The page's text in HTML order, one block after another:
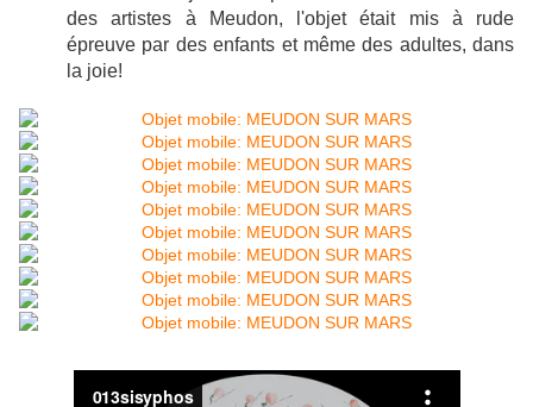
des artistes à Meudon, l'objet était mis à rude
épreuve par des enfants et même des adultes, dans
la joie!